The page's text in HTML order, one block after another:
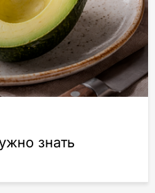
знать